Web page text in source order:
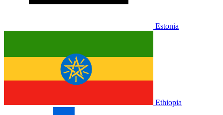
Estonia
Ethiopia